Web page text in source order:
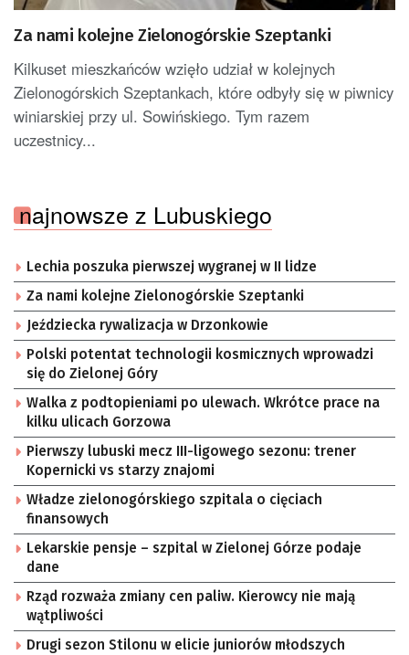
Za nami kolejne Zielonogórskie Szeptanki
Kilkuset mieszkańców wzięło udział w kolejnych
Zielonogórskich Szeptankach, które odbyły się w piwnicy
winiarskiej przy ul. Sowińskiego. Tym razem
uczestnicy...
najnowsze z Lubuskiego
Lechia poszuka pierwszej wygranej w II lidze
Za nami kolejne Zielonogórskie Szeptanki
Jeździecka rywalizacja w Drzonkowie
Polski potentat technologii kosmicznych wprowadzi
się do Zielonej Góry
Walka z podtopieniami po ulewach. Wkrótce prace na
kilku ulicach Gorzowa
Pierwszy lubuski mecz III-ligowego sezonu: trener
Kopernicki vs starzy znajomi
Władze zielonogórskiego szpitala o cięciach
finansowych
Lekarskie pensje – szpital w Zielonej Górze podaje
dane
Rząd rozważa zmiany cen paliw. Kierowcy nie mają
wątpliwości
Drugi sezon Stilonu w elicie juniorów młodszych